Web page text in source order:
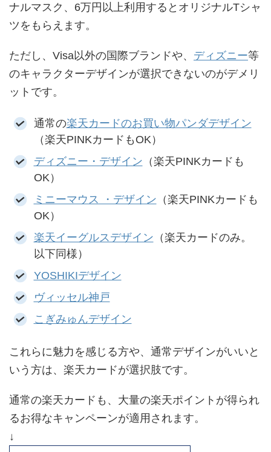
ナルマスク、6万円以上利用するとオリジナルTシャ
ツをもらえます。
ただし、Visa以外の国際ブランドや、 ディズニー等
のキャラクターデザインが選択できないのがデメリ
ットです。
通常の楽天カードのお買い物パンダデザイン
（楽天PINKカードもOK）
ディズニー・デザイン （楽天PINKカードも
OK）
ミニーマウス ・デザイン （楽天PINKカードも
OK）
楽天イーグルスデザイン （楽天カードのみ。
以下同様）
YOSHIKIデザイン
ヴィッセル神戸
こぎみゅんデザイン
これらに魅力を感じる方や、通常デザインがいいと
いう方は、楽天カードが選択肢です。
通常の楽天カードも、大量の楽天ポイントが得られ
るお得なキャンペーンが適用されます。
↓